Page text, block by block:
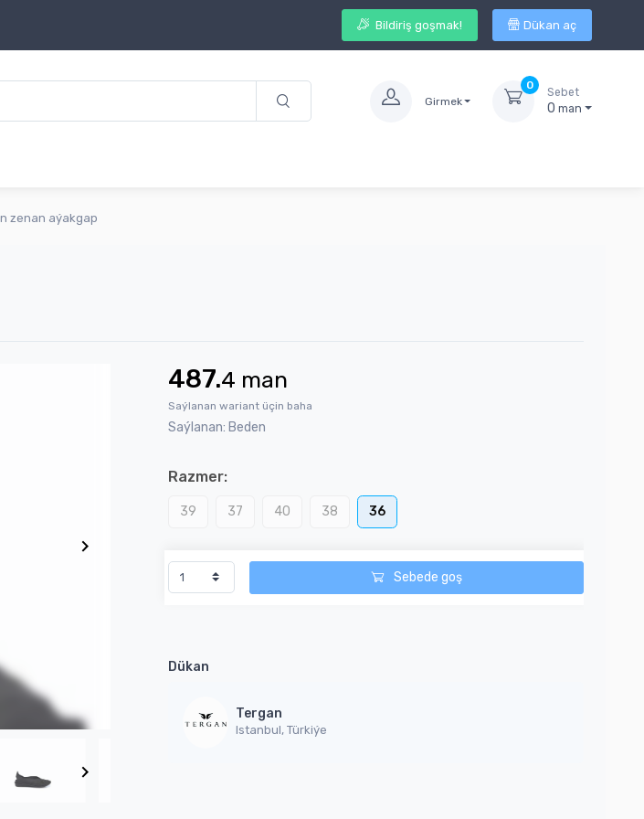
Bildiriş goşmak! Dükan aç
Girmek
0
Sebet
0man
zenan aýakgap
487.4 man
Saýlanan wariant üçin baha
Saýlanan: Beden
Razmer:
39 37 40 38 36
Sebede goş
Dükan
Tergan
Istanbul, Türkiýe